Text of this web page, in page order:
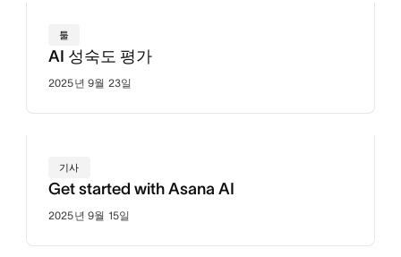
툴
AI 성숙도 평가
2025년 9월 23일
기사
Get started with Asana AI
2025년 9월 15일